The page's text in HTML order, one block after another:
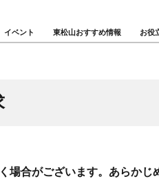
イベント 東松山おすすめ情報 お役
合がございます。あらかじ